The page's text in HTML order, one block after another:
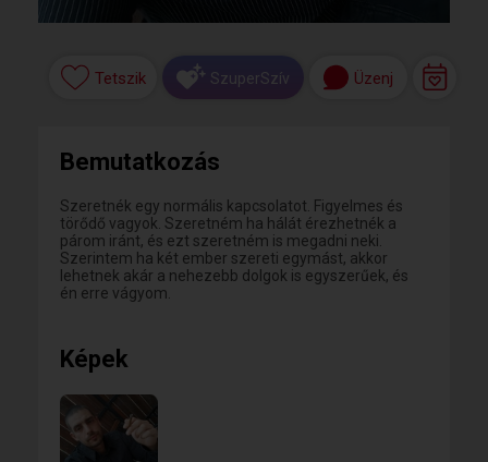
Tetszik SzuperSzív Üzenj
Bemutatkozás
Szeretnék egy normális kapcsolatot. Figyelmes és
törődő vagyok. Szeretném ha hálát érezhetnék a
párom iránt, és ezt szeretném is megadni neki.
Szerintem ha két ember szereti egymást, akkor
lehetnek akár a nehezebb dolgok is egyszerűek, és
én erre vágyom.
Képek